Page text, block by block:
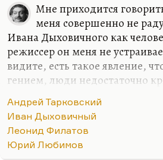
Мне приходится
меня совершенно не
Ивана Дыховичного как
режиссер он меня не
видите, есть такое явление,
гением, люди недостаточно
так все органично и легко
площадке, на сцене, — что
подражать. Я это прекрасно
потому что я поработал у
Андрей Тарковский
Иван Дыховичный
Леонид Филатов
Юрий Любимов